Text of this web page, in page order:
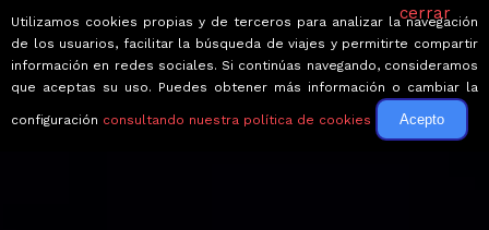
cerrar
Utilizamos cookies propias y de terceros para analizar la navegación
de los usuarios, facilitar la búsqueda de viajes y permitirte compartir
información en redes sociales. Si continúas navegando, consideramos
que aceptas su uso. Puedes obtener más información o cambiar la
configuración consultando nuestra política de cookies Acepto